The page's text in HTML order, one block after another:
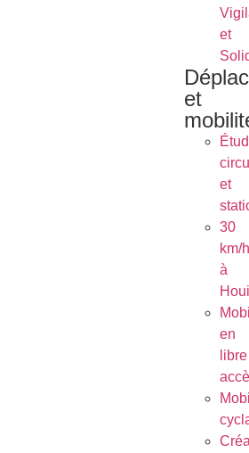
et
et
et
30
km/h
à
en
libre